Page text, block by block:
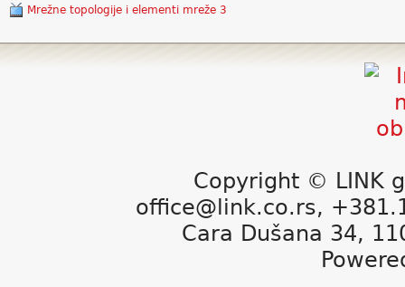
Mrežne topologije i elementi mreže 3
Copyright © LINK
office@link.co.rs,
Cara Dušana 34,